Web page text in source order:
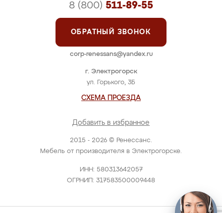
2015 - 2026 © Ренессанс.
Мебель от производителя в Электрогорске.
ИНН: 580313642057
ОГРНИП: 317583500009448
г. Электрогорск
ул. Горького, 3Б
СХЕМА ПРОЕЗДА
Добавить в избранное
8 (800) 511-89-55
ОБРАТНЫЙ ЗВОНОК
corp-renessans@yandex.ru